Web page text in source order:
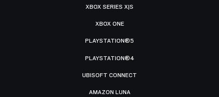
XBOX SERIES X|S
XBOX ONE
PLAYSTATION®5
PLAYSTATION®4
UBISOFT CONNECT
AMAZON LUNA